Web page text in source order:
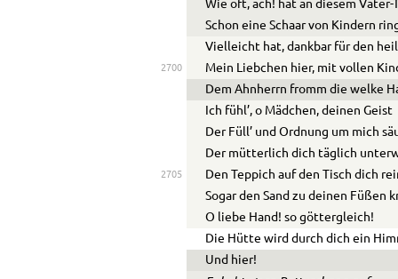
Wie oft, ach! hat an diesem Väter-
Schon eine Schaar von Kindern
Vielleicht hat, dankbar für den
2700
Mein Liebchen hier, mit vollen
Dem Ahnherrn fromm die welke
Ich fühl’, o Mädchen, deinen Geist
Der Füll’ und Ordnung um mich
Der mütterlich dich täglich
2705
Den Teppich auf den Tisch dich
Sogar den Sand zu deinen Füßen
O liebe Hand! so göttergleich!
Die Hütte wird durch dich ein
Und hier!